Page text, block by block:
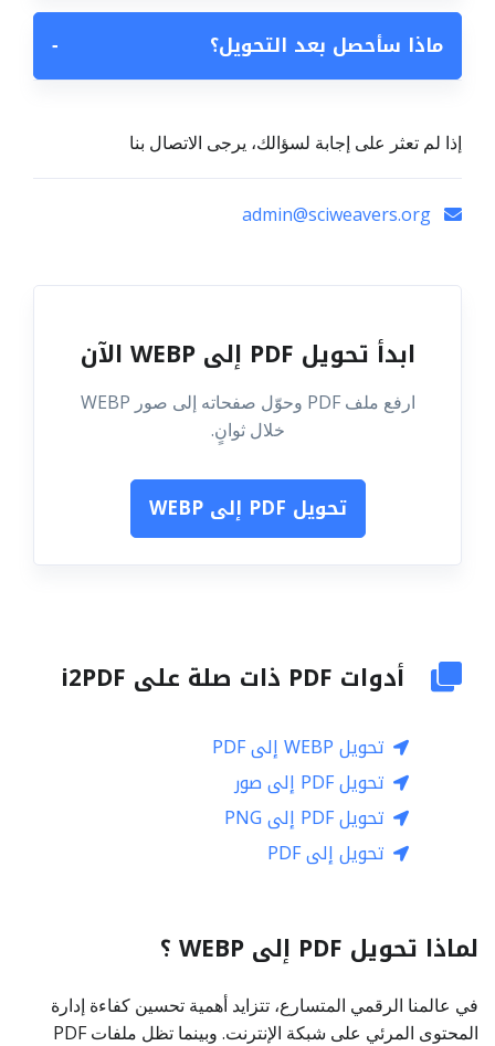
ماذا سأحصل بعد التحويل؟ −
إذا لم تعثر على إجابة لسؤالك، يرجى الاتصال بنا
ابدأ تحويل PDF إلى WEBP الآن
ارفع ملف PDF وحوّل صفحاته إلى صور WEBP
خلال ثوانٍ.
تحويل PDF إلى WEBP
أدوات PDF ذات صلة على i2PDF
تحويل WEBP إلى PDF
تحويل PDF إلى صور
تحويل PDF إلى PNG
تحويل إلى PDF
لماذا تحويل PDF إلى WEBP ؟
في عالمنا الرقمي المتسارع، تتزايد أهمية تحسين كفاءة إدارة
المحتوى المرئي على شبكة الإنترنت. وبينما تظل ملفات PDF